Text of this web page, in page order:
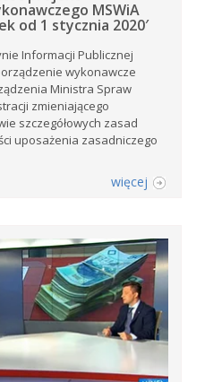
MSWiA
od 1 stycznia 2020′
Informacji Publicznej
wykonawcze
Ministra Spraw
zmieniającego
szczegółowych zasad
uposażenia zasadniczego
więcej